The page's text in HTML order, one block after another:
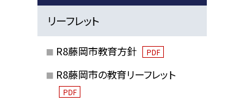
リーフレット
R8藤岡市教育方針 PDF
R8藤岡市の教育リーフレット
PDF